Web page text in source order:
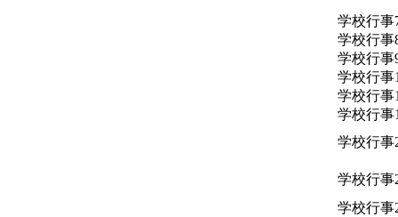
学校行事
学校行事
学校行事
学校行事
学校行事
学校行事
学校行事
学校行事
学校行事